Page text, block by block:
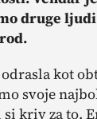
druge
kot
svoje
si kriv za to.